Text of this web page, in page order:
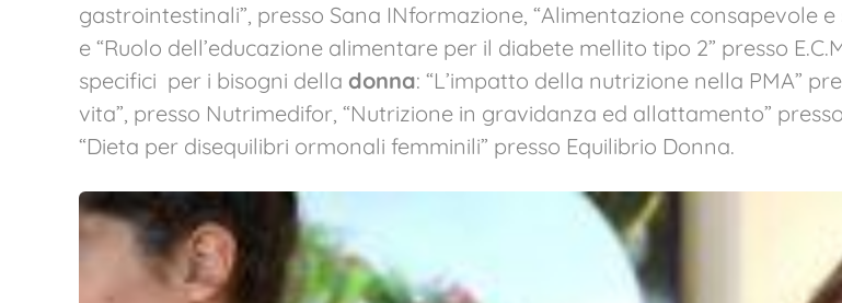
gastrointestinali”, presso Sana INformazione, “Alimentazione consapevole
e “Ruolo dell’educazione alimentare per il diabete mellito tipo 2” presso
specifici per i bisogni della donna: “L’impatto della nutrizione nella PMA”
vita”, presso Nutrimedifor, “Nutrizione in gravidanza ed allattamento”
“Dieta per disequilibri ormonali femminili” presso Equilibrio Donna.